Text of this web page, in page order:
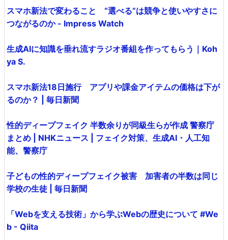
スマホ新法で変わること “選べる”は競争と使いやすさに
つながるのか - Impress Watch
生成AIに知識を垂れ流すラジオ番組を作ってもらう｜Koh
ya S.
スマホ新法18日施行 アプリや課金アイテムの価格は下が
るのか？ | 毎日新聞
性的ディープフェイク 半数余りが同級生らが作成 警察庁
まとめ | NHKニュース | フェイク対策、生成AI・人工知
能、警察庁
子どもの性的ディープフェイク被害 加害者の半数は同じ
学校の生徒 | 毎日新聞
「Webを支える技術」から学ぶWebの歴史について #We
b - Qiita